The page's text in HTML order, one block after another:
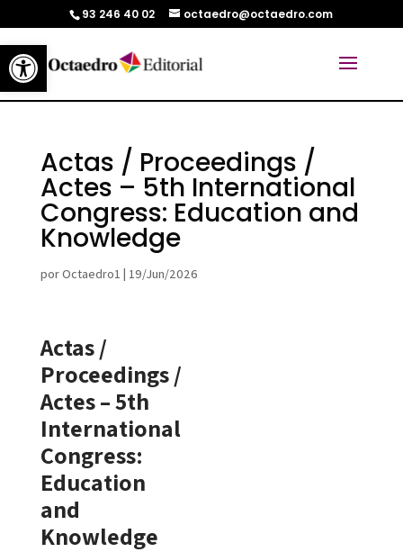
Abrir barra de herramientas
93 246 40 02 octaedro@octaedro.com
Actas / Proceedings /
Actes – 5th International
Congress: Education and
Knowledge
porOctaedro1 | 19/Jun/2026
Actas /
Proceedings /
Actes – 5th
International
Congress:
Education
and
Knowledge